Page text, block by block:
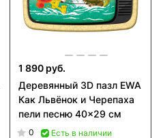
1 890 руб.
Деревянный 3D пазл EWA
Как Львёнок и Черепаха
пели песню 40x29 см
0 Есть в наличии